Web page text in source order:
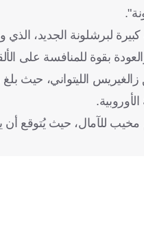
لبرشلونة الجديد،
بقوة للمنافسة على
مخيب للآمال، حيث يُتوقع